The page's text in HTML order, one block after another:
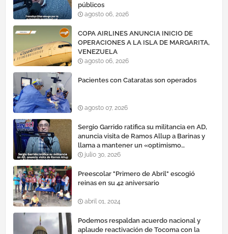
públicos
agosto 06, 2026
COPA AIRLINES ANUNCIA INICIO DE
OPERACIONES A LA ISLA DE MARGARITA,
VENEZUELA
agosto 06, 2026
Pacientes con Cataratas son operados
agosto 07, 2026
Sergio Garrido ratifica su militancia en AD,
anuncia visita de Ramos Allup a Barinas y
llama a mantener un «optimismo
cauteloso»
julio 30, 2026
Preescolar "Primero de Abril" escogió
reinas en su 42 aniversario
abril 01, 2024
Podemos respaldan acuerdo nacional y
aplaude reactivación de Tocoma con la